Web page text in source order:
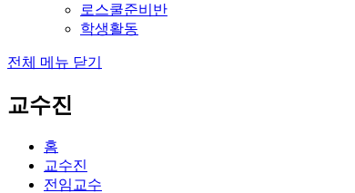
로스쿨준비반
학생활동
전체 메뉴 닫기
교수진
홈
교수진
전임교수